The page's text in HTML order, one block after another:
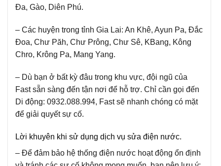
Đa, Gào, Diên Phú.
– Các huyện trong tỉnh Gia Lai: An Khê, Ayun Pa, Đắc
Đoa, Chư Păh, Chư Prông, Chư Sê, KBang, Kông
Chro, Krông Pa, Mang Yang.
– Dù bạn ở bất kỳ đâu trong khu vực, đội ngũ của
Fast sẵn sàng đến tận nơi để hỗ trợ. Chỉ cần gọi đến
Di động: 0932.088.994, Fast sẽ nhanh chóng có mặt
để giải quyết sự cố.
Lời khuyên khi sử dụng dịch vụ sửa điện nước.
– Để đảm bảo hệ thống điện nước hoạt động ổn định